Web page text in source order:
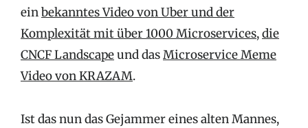
einbekanntes Video von Uber und der
Komplexität mit über 1000 Microservices,die
CNCF Landscapeund dasMicroservice Meme
Video von KRAZAM.
Ist das nun das Gejammer eines alten Mannes,